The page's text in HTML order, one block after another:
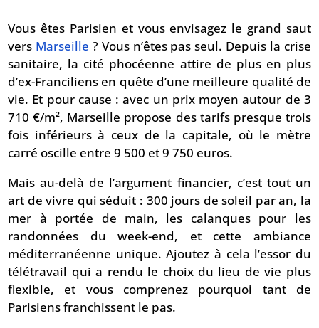
Vous êtes Parisien et vous envisagez le grand saut
vers Marseille ? Vous n’êtes pas seul. Depuis la crise
sanitaire, la cité phocéenne attire de plus en plus
d’ex-Franciliens en quête d’une meilleure qualité de
vie. Et pour cause : avec un prix moyen autour de 3
710 €/m², Marseille propose des tarifs presque trois
fois inférieurs à ceux de la capitale, où le mètre
carré oscille entre 9 500 et 9 750 euros.
Mais au-delà de l’argument financier, c’est tout un
art de vivre qui séduit : 300 jours de soleil par an, la
mer à portée de main, les calanques pour les
randonnées du week-end, et cette ambiance
méditerranéenne unique. Ajoutez à cela l’essor du
télétravail qui a rendu le choix du lieu de vie plus
flexible, et vous comprenez pourquoi tant de
Parisiens franchissent le pas.